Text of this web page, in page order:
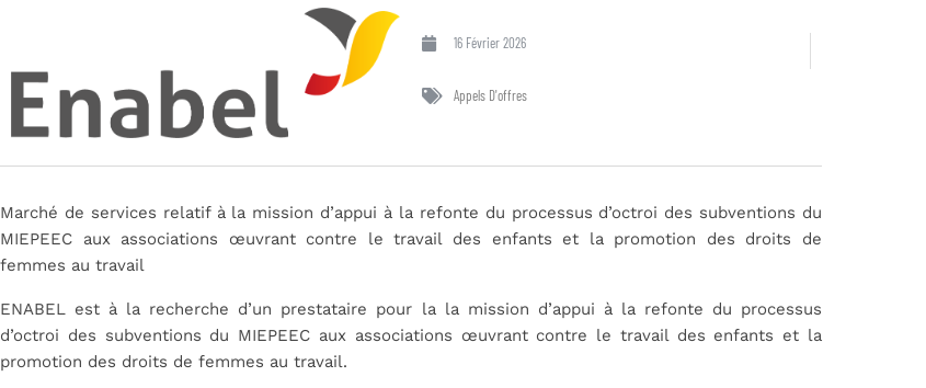
16 Février 2026
Appels D'offres
Marché de services relatif à la mission d’appui à la refonte du processus d’octroi des subventions du
MIEPEEC aux associations œuvrant contre le travail des enfants et la promotion des droits de
femmes au travail
ENABEL est à la recherche d’un prestataire pour la la mission d’appui à la refonte du processus
d’octroi des subventions du MIEPEEC aux associations œuvrant contre le travail des enfants et la
promotion des droits de femmes au travail.